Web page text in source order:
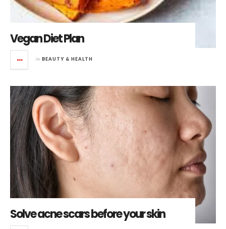
Vegan Diet Plan
in BEAUTY & HEALTH
Solve acne scars before your skin